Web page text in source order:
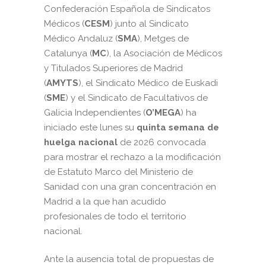
Confederación Española de Sindicatos
Médicos (CESM) junto al Sindicato
Médico Andaluz (SMA), Metges de
Catalunya (MC), la Asociación de Médicos
y Titulados Superiores de Madrid
(AMYTS), el Sindicato Médico de Euskadi
(SME) y el Sindicato de Facultativos de
Galicia Independientes (O’MEGA) ha
iniciado este lunes su quinta semana de
huelga nacional de 2026 convocada
para mostrar el rechazo a la modificación
de Estatuto Marco del Ministerio de
Sanidad con una gran concentración en
Madrid a la que han acudido
profesionales de todo el territorio
nacional.
Ante la ausencia total de propuestas de